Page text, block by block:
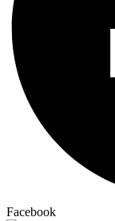
Facebook